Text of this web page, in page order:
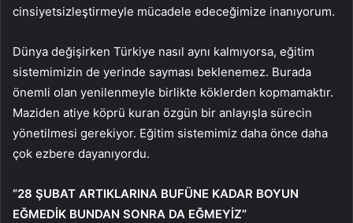
cinsiyetsizleştirmeyle mücadele edeceğimize inanıyorum.
Dünya değişirken Türkiye nasıl aynı kalmıyorsa, eğitim
sistemimizin de yerinde sayması beklenemez. Burada
önemli olan yenilenmeyle birlikte köklerden kopmamaktır.
Maziden atiye köprü kuran özgün bir anlayışla sürecin
yönetilmesi gerekiyor. Eğitim sistemimiz daha önce daha
çok ezbere dayanıyordu.
“28 ŞUBAT ARTIKLARINA BUFÜNE KADAR BOYUN
EĞMEDİK BUNDAN SONRA DA EĞMEYİZ”